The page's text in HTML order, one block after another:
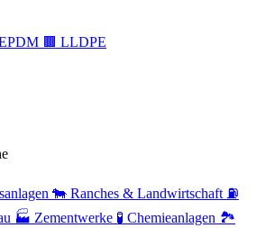
🟫 LLDPE
🐄 Ranches & Landwirtschaft ⛽
🏭 Zementwerke 🧪 Chemieanlagen 🏞️